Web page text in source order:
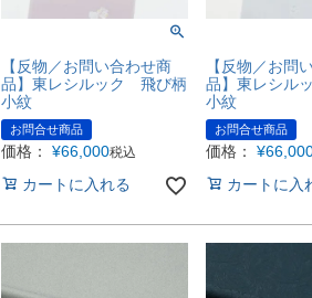
【反物／お問い合わせ商
品】東レシルック 飛び柄
小紋
お問合せ商品
価格： ¥66,000税込
カートに入れる
【反物／お問
品】東レシル
小紋
お問合せ商品
価格： ¥
カートに入